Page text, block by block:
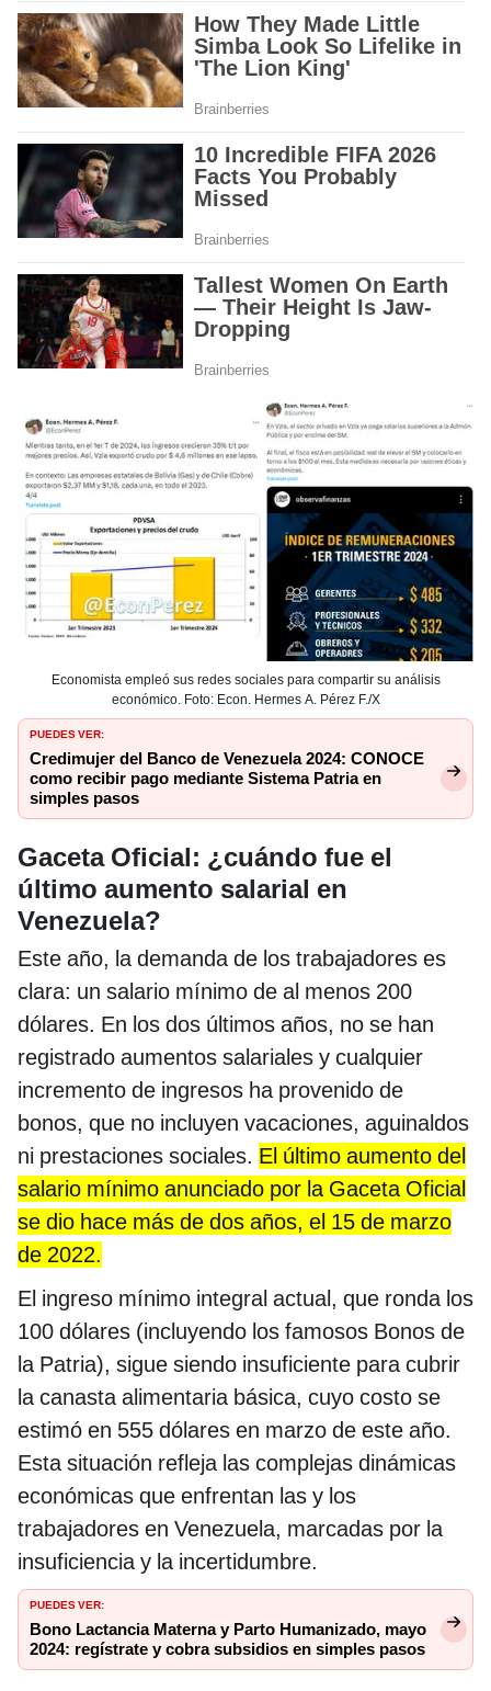
Economista empleó sus redes sociales para compartir su análisis
económico. Foto: Econ. Hermes A. Pérez F./X
PUEDES VER:
Credimujer del Banco de Venezuela 2024: CONOCE
como recibir pago mediante Sistema Patria en
simples pasos
Gaceta Oficial: ¿cuándo fue el
último aumento salarial en
Venezuela?
Este año, la demanda de los trabajadores es
clara: un salario mínimo de al menos 200
dólares. En los dos últimos años, no se han
registrado aumentos salariales y cualquier
incremento de ingresos ha provenido de
bonos, que no incluyen vacaciones, aguinaldos
ni prestaciones sociales. El último aumento del
salario mínimo anunciado por la Gaceta Oficial
se dio hace más de dos años, el 15 de marzo
de 2022.
El ingreso mínimo integral actual, que ronda los
100 dólares (incluyendo los famosos Bonos de
la Patria), sigue siendo insuficiente para cubrir
la canasta alimentaria básica, cuyo costo se
estimó en 555 dólares en marzo de este año.
Esta situación refleja las complejas dinámicas
económicas que enfrentan las y los
trabajadores en Venezuela, marcadas por la
insuficiencia y la incertidumbre.
PUEDES VER:
Bono Lactancia Materna y Parto Humanizado, mayo
2024: regístrate y cobra subsidios en simples pasos